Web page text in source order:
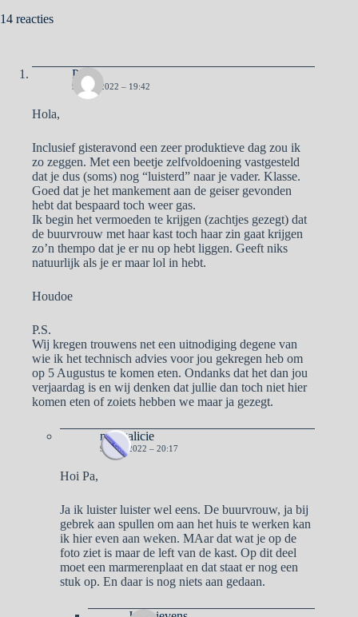
14 reacties
Pa
9 JULI 2022 – 19:42
Hola,
Inclusief gisteravond een zeer produktieve dag zou ik
zo zeggen. Met een beetje zelfvoldoening vastgesteld
dat je dus (soms) nog “luisterd” naar je vader. Klasse.
Goed dat je het mankement aan de geiser gevonden
hebt dat bespaard toch weer gas.
Ik begin het vermoeden te krijgen (zachtjes gezegt) dat
de buurvrouw met haar kast toch haar zin gaat krijgen
zo’n thempo dat je er nu op hebt liggen. Geeft niks
natuurlijk als je er maar lol in hebt.
Houdoe
P.S.
Wij kregen trouwens net een uitnodiging degene van
wie ik het technisch advies voor jou gekregen heb om
op 5 Augustus te komen eten. Ondanks dat het dan jou
verjaardag is en wij denken dat jullie dan toch niet hier
komen eten of zoiets hebben we maar ja gezegt.
naargalicie
9 JULI 2022 – 20:17
Hoi Pa,
Ja ik luister luister wel eens. De buurvrouw, ja bij
gebrek aan spullen om aan het huis te werken kan
ik hier even aan weken. MAar dat wat je op de
foto ziet is maar de left van de kast. Op dit deel
moet een marmerenplaat en dat staat er nog een
stuk op. En daar is nog niets aan gedaan.